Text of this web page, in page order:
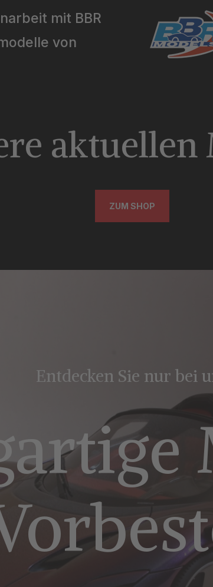
mit BBR
von
aktuellen
ZUM SHOP
Entdecken Sie nur bei